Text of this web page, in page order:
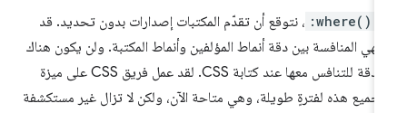
:where() ، نتوقع أن تقدّم المكتبات إصدارات بدون تحديد. قد
المنافسة بين دقة أنماط المؤلفين وأنماط المكتبة. ولن يكون هناك
أيّ دقة للتنافس معها عند كتابة CSS. لقد عمل فريق CSS على ميزة
هذه لفترةٍ طويلة، وهي متاحة الآن، ولكن لا تزال غير مستكشفة